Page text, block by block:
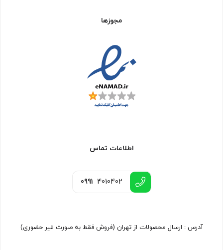
مجوزها
اطلاعات تماس
0991 4010402
آدرس : ارسال محصولات از تهران (فروش فقط به صورت غیر حضوری)